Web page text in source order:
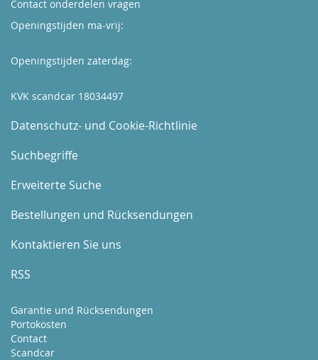
Contact onderdelen vragen
Openingstijden ma-vrij:
Openingstijden zaterdag:
KVK scandcar 18034497
Datenschutz- und Cookie-Richtlinie
Suchbegriffe
Erweiterte Suche
Bestellungen und Rücksendungen
Kontaktieren Sie uns
RSS
Garantie und Rücksendungen
Portokosten
Contact
Scandcar